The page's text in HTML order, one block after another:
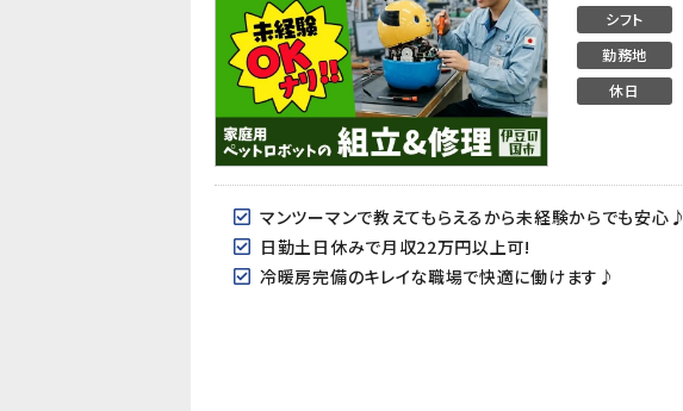
シフト
勤務地
休日
マンツーマンで教えてもらえるから未経験からでも安心♪
日勤土日休みで月収22万円以上可!
冷暖房完備のキレイな職場で快適に働けます♪